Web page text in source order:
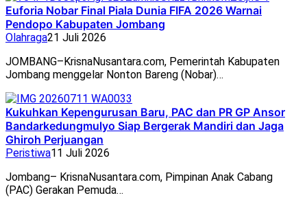
Euforia Nobar Final Piala Dunia FIFA 2026 Warnai
Pendopo Kabupaten Jombang
Olahraga21 Juli 2026
JOMBANG–KrisnaNusantara.com, Pemerintah Kabupaten
Jombang menggelar Nonton Bareng (Nobar)…
Kukuhkan Kepengurusan Baru, PAC dan PR GP Ansor
Bandarkedungmulyo Siap Bergerak Mandiri dan Jaga
Ghiroh Perjuangan
Peristiwa11 Juli 2026
Jombang– KrisnaNusantara.com, Pimpinan Anak Cabang
(PAC) Gerakan Pemuda…